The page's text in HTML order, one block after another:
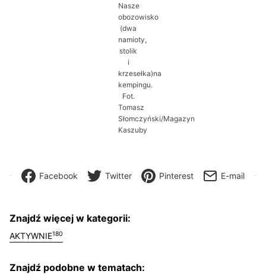
Nasze
obozowisko
(dwa
namioty,
stolik
i
krzesełka)na
kempingu.
Fot.
Tomasz
Słomczyński/Magazyn
Kaszuby
Facebook Twitter Pinterest E-mail
Znajdź więcej w kategorii:
AKTYWNIE180
Znajdź podobne w tematach: